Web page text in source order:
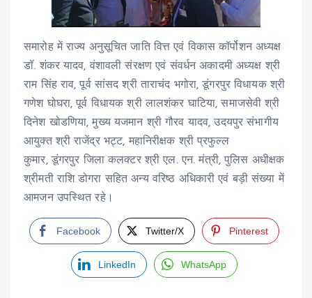
समारोह में राज्य अनुसूचित जाति वित्त एवं विकास कॉर्पोशन अध्यक्ष
डॉ. शंकर यादव, वंशावली संरक्षण एवं संवर्धन अकादमी अध्यक्ष श्री
राम सिंह राव, पूर्व सांसद श्री ताराचंद भगोरा, डूंगरपुर विधायक श्री
गणेश घोघरा, पूर्व विधायक श्री लालशंकर घाटिया, समाजसेवी श्री
दिनेश खोडणिया, मुख्य यजमान श्री गौरव यादव, उदयपुर संभागीय
आयुक्त श्री राजेंद्र भट्ट, महानिरीक्षक श्री प्रफुल्ल
कुमार, डूंगरपुर जिला कलक्टर श्री एल. एन. मंत्री, पुलिस अधीक्षक
श्रीमती राशि डोगरा सहित अन्य वरिष्ठ अधिकारी एवं बड़ी संख्या में
आमजन उपस्थित रहे।
Facebook Twitter/X Pinterest
LinkedIn WhatsApp